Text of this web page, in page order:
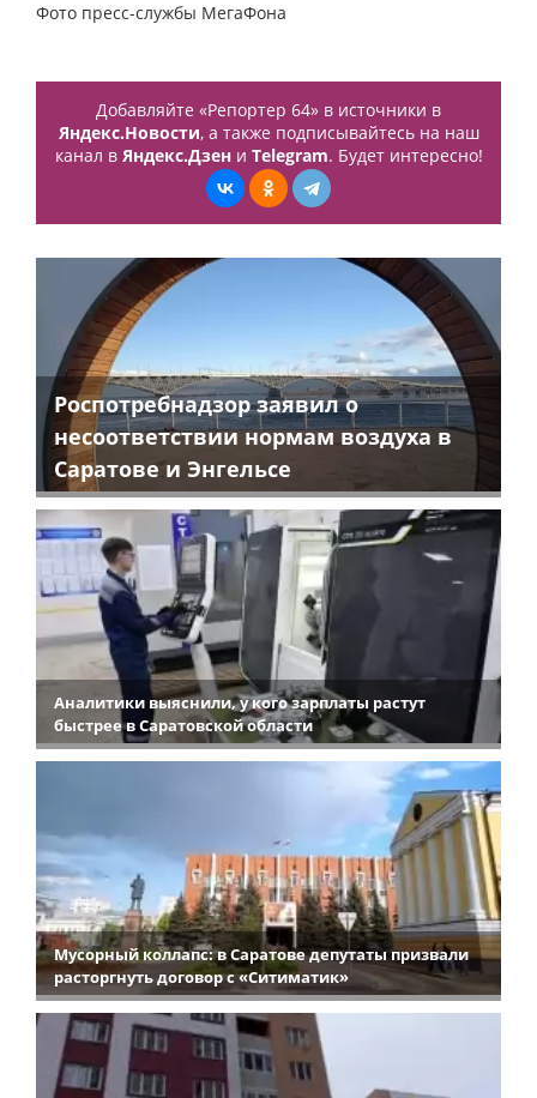
Фото пресс-службы МегаФона
Добавляйте «Репортер 64» в источники в
Яндекс.Новости, а также подписывайтесь на наш
канал в Яндекс.Дзени Telegram. Будет интересно!
Роспотребнадзор заявил о
несоответствии нормам воздуха в
Саратове и Энгельсе
Аналитики выяснили, у кого зарплаты растут
быстрее в Саратовской области
Мусорный коллапс: в Саратове депутаты призвали
расторгнуть договор с «Ситиматик»